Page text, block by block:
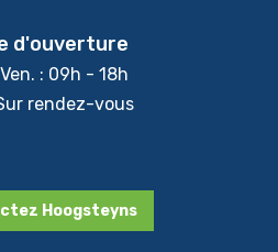
d'ouverture
: 09h - 18h
rendez-vous
Hoogsteyns